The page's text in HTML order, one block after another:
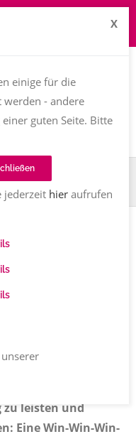
Tipps & Hilfen
Tipps für alle Textinen
10
die Möglichkeit,
zu leisten und
Eine Win-Win-Win-
X
einige für die
- andere
guten Seite. Bitte
jederzeit hieraufrufen